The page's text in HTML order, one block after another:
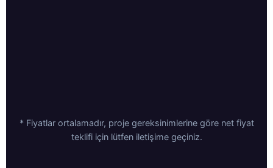
* Fiyatlar ortalamadır, proje gereksinimlerine göre net fiyat
teklifi için lütfen iletişime geçiniz.